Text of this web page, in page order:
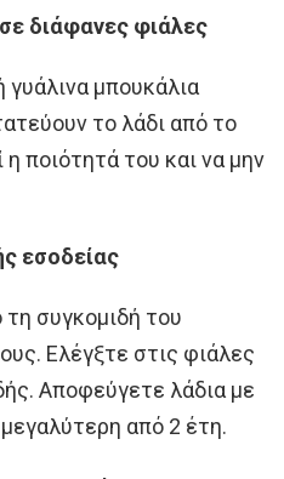
διάφανες φιάλες
μπουκάλια
το λάδι από το
ποιότητά του και να μην
εσοδείας
συγκομιδή του
Ελέγξτε στις φιάλες
Αποφεύγετε λάδια με
από 2 έτη.